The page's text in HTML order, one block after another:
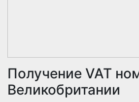
Получение VAT
Великобритании